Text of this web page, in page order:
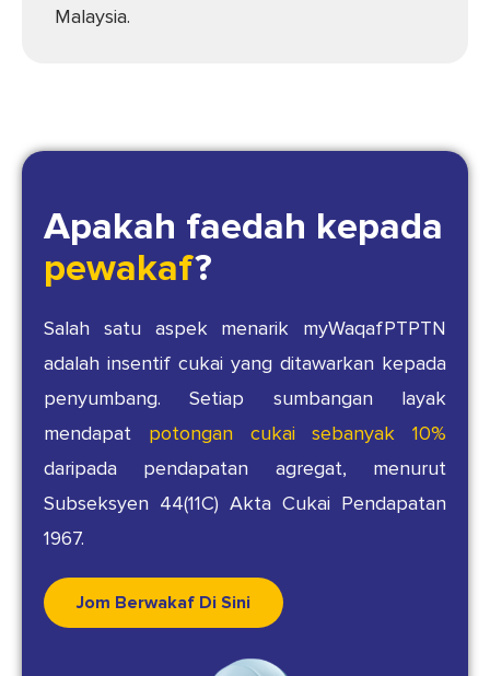
Malaysia.
Apakah faedah kepada
pewakaf?
Salah satu aspek menarik myWaqafPTPTN
adalah insentif cukai yang ditawarkan kepada
penyumbang. Setiap sumbangan layak
mendapat potongan cukai sebanyak 10%
daripada pendapatan agregat, menurut
Subseksyen 44(11C) Akta Cukai Pendapatan
1967.
Jom Berwakaf Di Sini